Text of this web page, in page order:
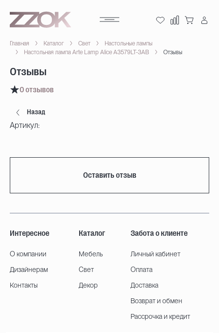
Главная Каталог Свет
Настольные лампы
Настольная лампа Arte Lamp Alice A3579LT-3AB
Отзывы
Отзывы
0 отзывов
Назад
Артикул:
Оставить отзыв
Интересное
О компании
Дизайнерам
Контакты
Каталог
Мебель
Свет
Декор
Забота о клиенте
Личный кабинет
Оплата
Доставка
Возврат и обмен
Рассрочка и кредит